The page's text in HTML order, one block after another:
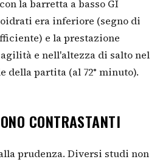
la barretta a basso GI
era inferiore (segno di
e la prestazione
e nell'altezza di salto nel
della partita (al 72° minuto).
CONTRASTANTI
prudenza. Diversi studi non